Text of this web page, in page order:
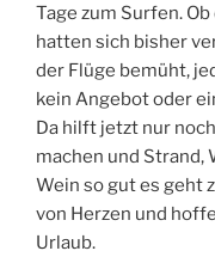
Tage zum Surfen.
hatten sich bisher
der Flüge bemüht,
kein Angebot oder
Da hilft jetzt nur
machen und Strand,
Wein so gut es geht
von Herzen und
Urlaub.